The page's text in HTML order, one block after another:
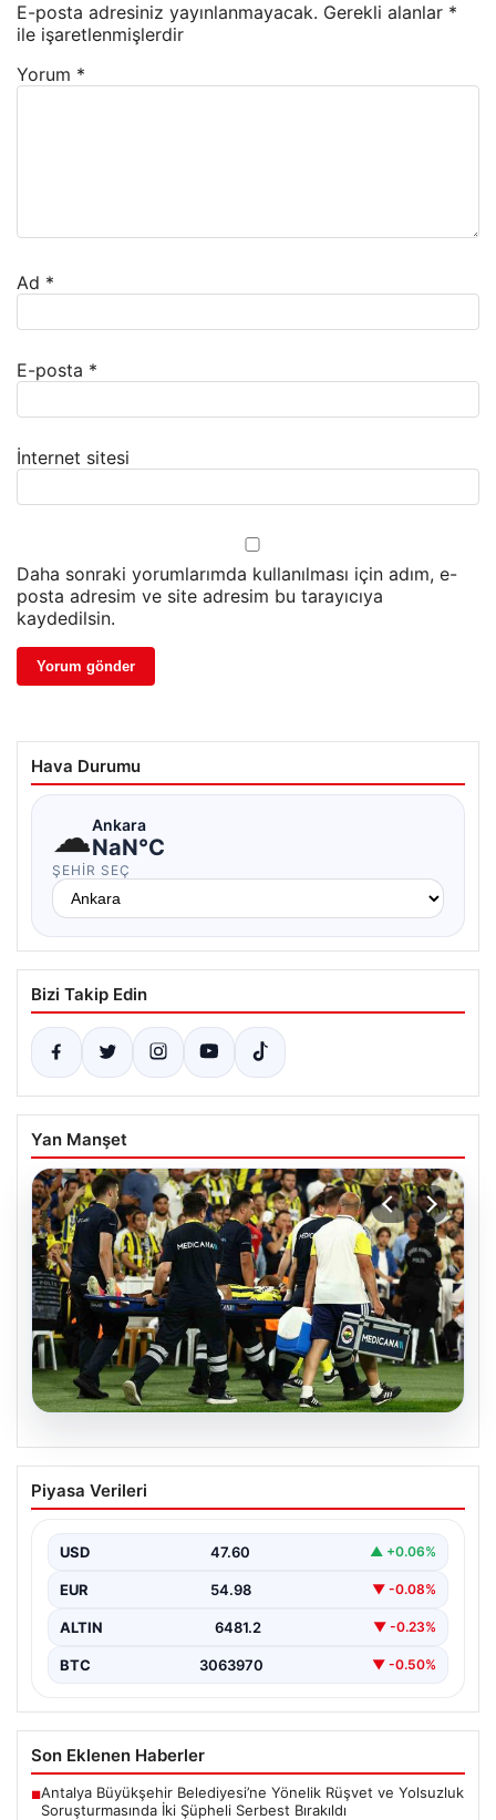
E-posta adresiniz yayınlanmayacak. Gerekli alanlar *
ile işaretlenmişlerdir
Yorum *
Ad *
E-posta *
İnternet sitesi
Daha sonraki yorumlarımda kullanılması için adım, e-
posta adresim ve site adresim bu tarayıcıya
kaydedilsin.
Hava Durumu
☁Ankara
NaN°C
ŞEHIR SEÇ
Bizi Takip Edin
Yan Manşet
Fenerbahçe’de Sturm Graz maçında
Oosterwolde’den kahreden haber!
Piyasa Verileri
USD 47.60 ▲ +0.06%
EUR 54.98 ▼ -0.08%
ALTIN 6481.2 ▼ -0.23%
BTC 3063970 ▼ -0.50%
Son Eklenen Haberler
■Antalya Büyükşehir Belediyesi’ne Yönelik Rüşvet ve Yolsuzluk
Soruşturmasında İki Şüpheli Serbest Bırakıldı